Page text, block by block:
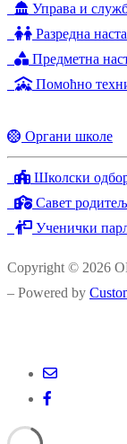
Управа и
Разредна
Предметна
Помоћно
Органи школе
Школски
Савет
Ученички
Copyright © 2026
– Powered by